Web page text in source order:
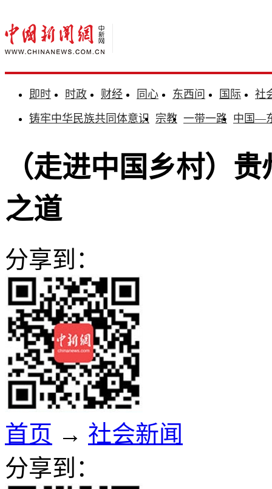
即时 时政 财经 同心 东西问 国际
社
铸牢中华民族共同体意识 宗教 一带一路 中国—
（走进中国乡村）
之道
分享到：
首页 → 社会新闻
分享到：